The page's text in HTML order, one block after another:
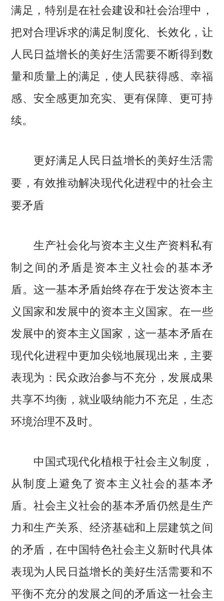
满足，特别是在社会建设和社会治理中，
把对合理诉求的满足制度化、长效化，让
人民日益增长的美好生活需要不断得到数
量和质量上的满足，使人民获得感、幸福
感、安全感更加充实、更有保障、更可持
续。
更好满足人民日益增长的美好生活需
要，有效推动解决现代化进程中的社会主
要矛盾
生产社会化与资本主义生产资料私有
制之间的矛盾是资本主义社会的基本矛
盾。这一基本矛盾始终存在于发达资本主
义国家和发展中的资本主义国家。在一些
发展中的资本主义国家，这一基本矛盾在
现代化进程中更加尖锐地展现出来，主要
表现为：民众政治参与不充分，发展成果
共享不均衡，就业吸纳能力不充足，生态
环境治理不及时。
中国式现代化植根于社会主义制度，
从制度上避免了资本主义社会的基本矛
盾。社会主义社会的基本矛盾仍然是生产
力和生产关系、经济基础和上层建筑之间
的矛盾，在中国特色社会主义新时代具体
表现为人民日益增长的美好生活需要和不
平衡不充分的发展之间的矛盾这一社会主